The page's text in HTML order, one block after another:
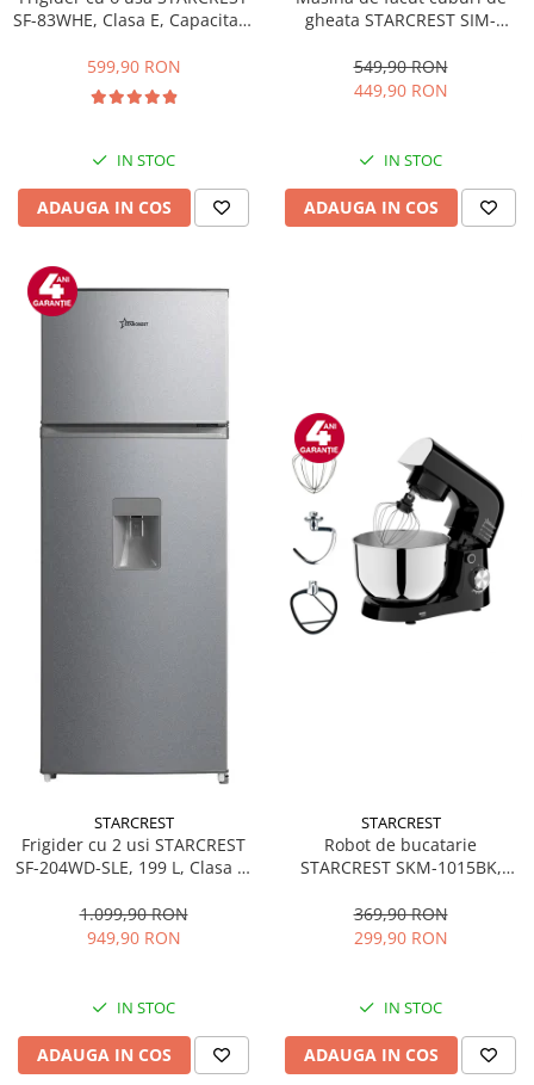
SF-83WHE, Clasa E, Capacitate
Compartiment gheata, H 85
cm, Alb
599,90 RON
IN STOC
ADAUGA IN COS
gheata STARCREST SIM-
Doua dimensiuni pentru
cuburi, Rezervor apa 1.3 l,
549,90 RON
449,90 RON
IN STOC
ADAUGA IN COS
STARCREST
Frigider cu 2 usi STARCREST
SF-204WD-SLE, 199 L, Clasa E,
Termostat Ajustabil, Usi
reversibile, H 143 cm, Argintiu
1.099,90 RON
949,90 RON
IN STOC
ADAUGA IN COS
STARCREST
Robot de bucatarie
STARCREST SKM-1015BK,
Accesorii, 10 Viteze + Pulse,
Negru
369,90 RON
299,90 RON
IN STOC
ADAUGA IN COS